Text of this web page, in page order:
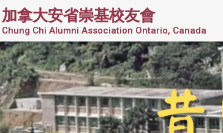
加拿大安省崇基校友會
Chung Chi Alumni Association Ontario, Canada